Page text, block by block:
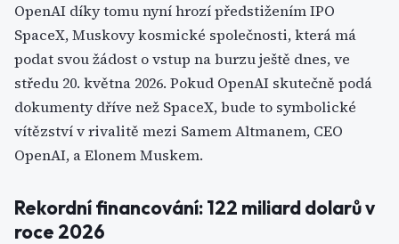
OpenAI díky tomu nyní hrozí předstižením IPO
SpaceX, Muskovy kosmické společnosti, která má
podat svou žádost o vstup na burzu ještě dnes, ve
středu 20. května 2026. Pokud OpenAI skutečně podá
dokumenty dříve než SpaceX, bude to symbolické
vítězství v rivalitě mezi Samem Altmanem, CEO
OpenAI, a Elonem Muskem.
Rekordní financování: 122 miliard dolarů v
roce 2026